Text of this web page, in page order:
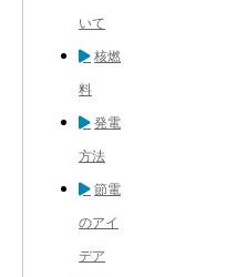
いて
核燃
料
発電
方法
節電
のアイ
デア